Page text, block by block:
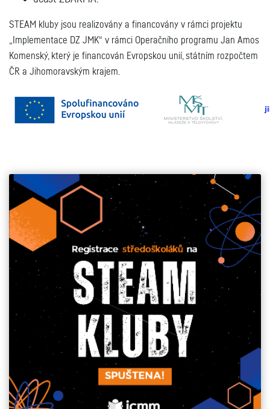
STEAM kluby jsou realizovány a financovány v rámci projektu
„Implementace DZ JMK“ v rámci Operačního programu Jan Amos
Komenský, který je financován Evropskou unií, státním rozpočtem
ČR a Jihomoravským krajem.